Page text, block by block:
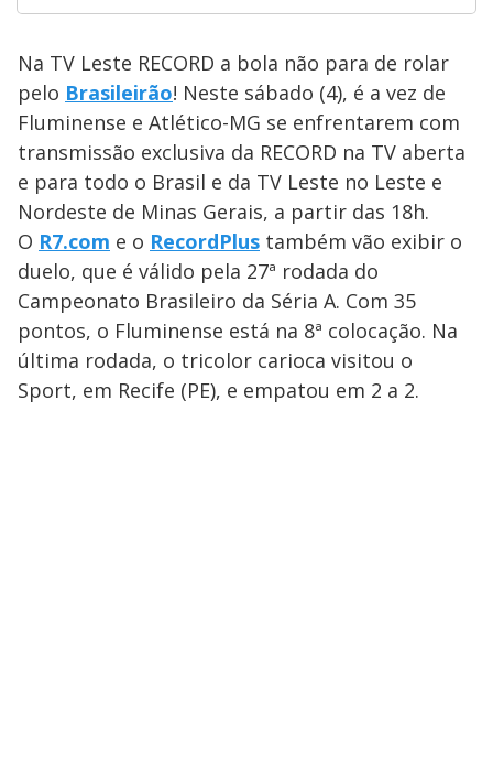
Na TV Leste RECORD a bola não para de rolar
pelo Brasileirão! Neste sábado (4), é a vez de
Fluminense e Atlético-MG se enfrentarem com
transmissão exclusiva da RECORD na TV aberta
e para todo o Brasil e da TV Leste no Leste e
Nordeste de Minas Gerais, a partir das 18h.
O R7.com e o RecordPlus também vão exibir o
duelo, que é válido pela 27ª rodada do
Campeonato Brasileiro da Séria A. Com 35
pontos, o Fluminense está na 8ª colocação. Na
última rodada, o tricolor carioca visitou o
Sport, em Recife (PE), e empatou em 2 a 2.